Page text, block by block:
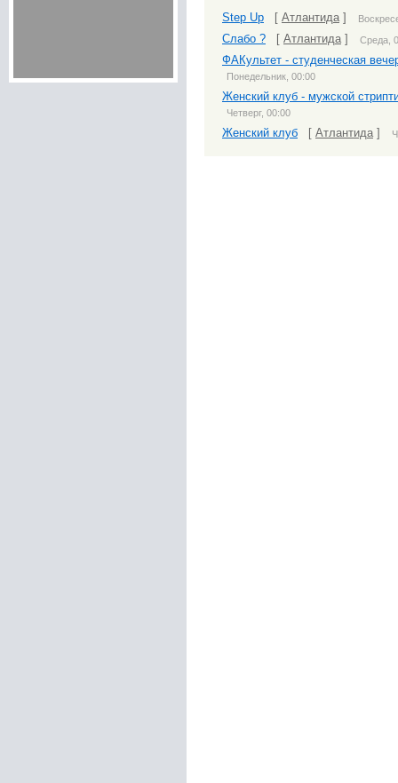
Step Up Атлантида]
Слабо ? Атлантида] Среда,
ФАКультет - студенческая
Понедельник, 00:00
Женский клуб - мужской
Четверг, 00:00
Женский клуб Атлантида]